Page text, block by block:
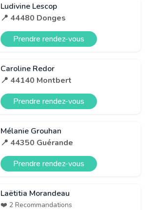
Ludivine Lescop
📍 44480 Donges
Prendre rendez-vous
Caroline Redor
📍 44140 Montbert
Prendre rendez-vous
Mélanie Grouhan
📍 44350 Guérande
Prendre rendez-vous
Laëtitia Morandeau
❤️ 2 Recommandations